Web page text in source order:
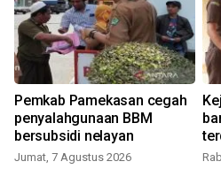
Pemkab Pamekasan cegah
penyalahgunaan BBM
bersubsidi nelayan
Jumat, 7 Agustus 2026